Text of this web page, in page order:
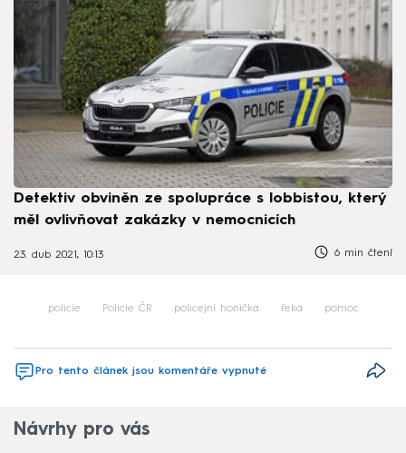
Detektiv obviněn ze spolupráce s lobbistou, který
měl ovlivňovat zakázky v nemocnicích
23. dub 2021, 10:13 6 min čtení
policie Policie ČR policejní honička řeka pomoc
Pro tento článek jsou komentáře vypnuté
Návrhy pro vás